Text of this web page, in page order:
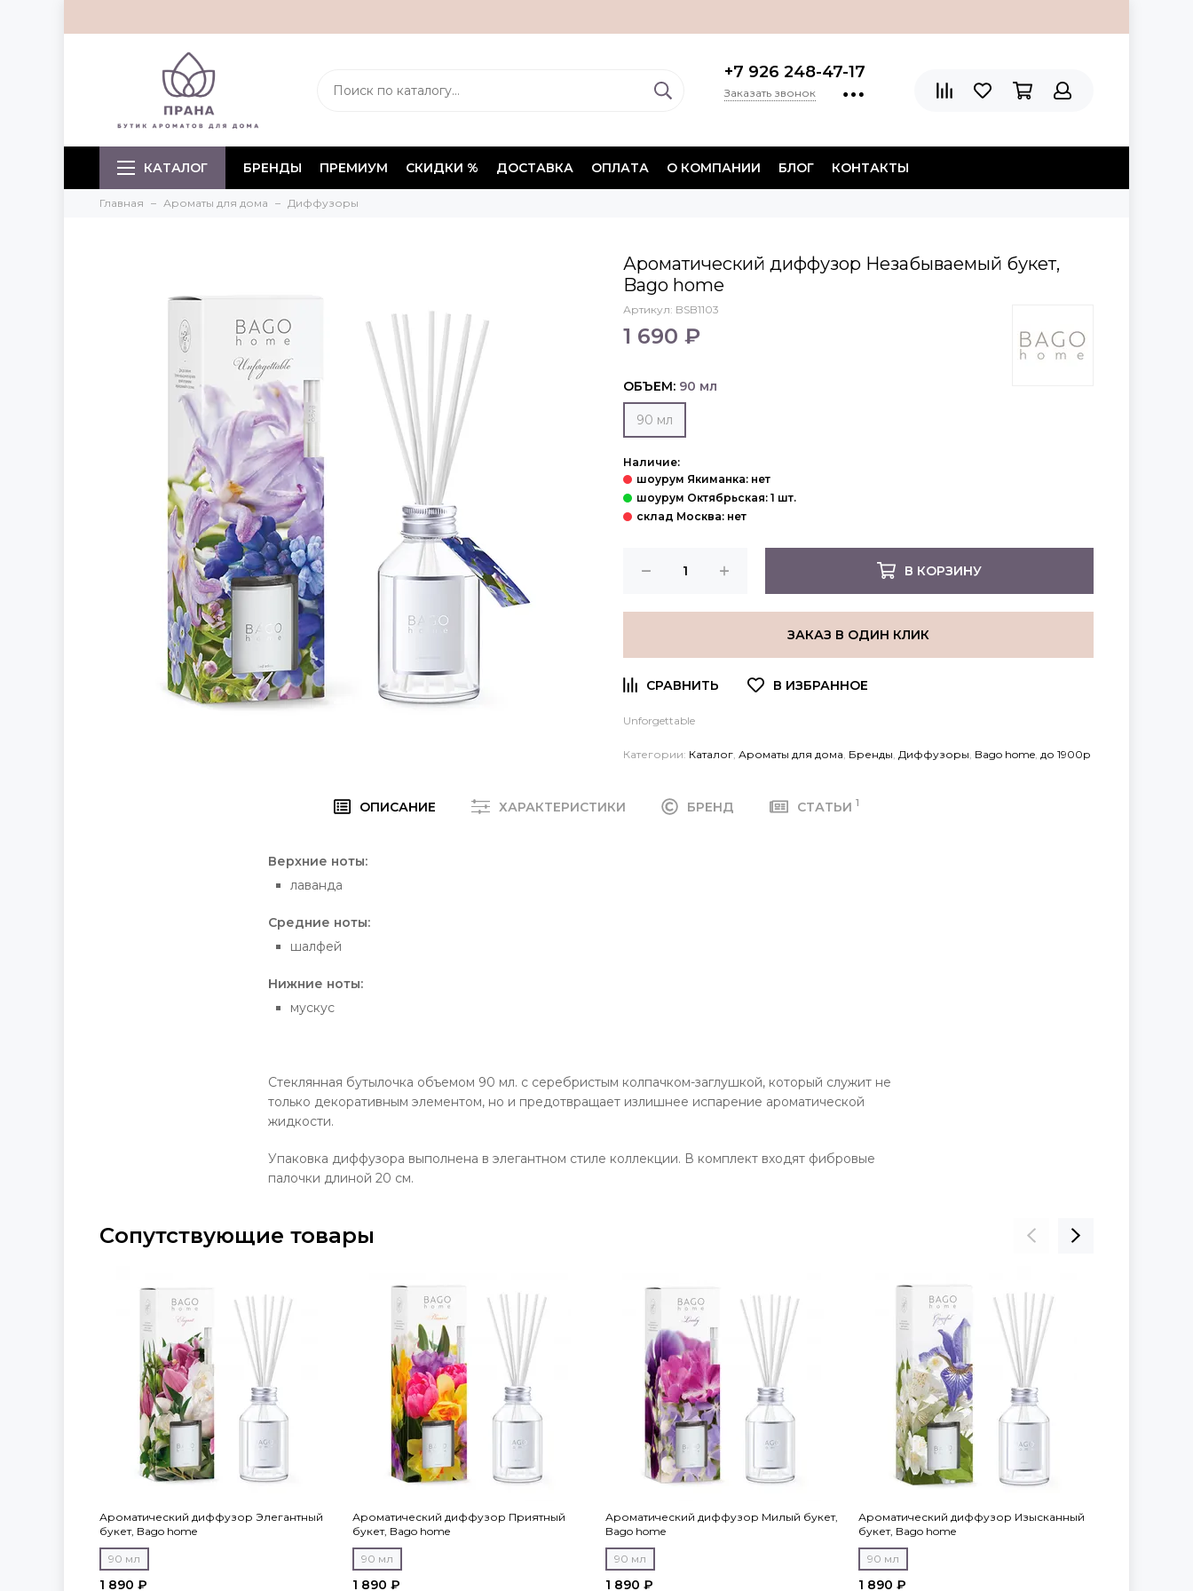
+7 926 248-47-17
Заказать звонок
КАТАЛОГ БРЕНДЫ ПРЕМИУМ СКИДКИ % ДОСТАВКА ОПЛАТА О КОМПАНИИ БЛОГ КОНТАКТЫ
Главная Ароматы для дома Диффузоры
Ароматический диффузор Незабываемый букет,
Bago home
Артикул: BSB1103
1 690 ₽
ОБЪЕМ: 90 мл
90 мл
Наличие:
В КОРЗИНУ
ЗАКАЗ В ОДИН КЛИК
Unforgettable
Категории: Каталог Ароматы для дома Бренды Диффузоры Bago home до 1900р
ОПИСАНИЕ ХАРАКТЕРИСТИКИ БРЕНД СТАТЬИ 1
Верхние ноты:
лаванда
Средние ноты:
шалфей
Нижние ноты:
мускус
Стеклянная бутылочка объемом 90 мл. с серебристым колпачком-заглушкой, который служит не
только декоративным элементом, но и предотвращает излишнее испарение ароматической
жидкости.
Упаковка диффузора выполнена в элегантном стиле коллекции. В комплект входят фибровые
палочки длиной 20 см.
Сопутствующие товары
Ароматический диффузор Элегантный
букет, Bago home
90 мл
1 890 ₽
Ароматический диффузор Приятный
букет, Bago home
90 мл
1 890 ₽
Ароматический диффузор Милый букет,
Bago home
90 мл
1 890 ₽
Ароматический диффузор Изысканный
букет, Bago home
90 мл
1 890 ₽